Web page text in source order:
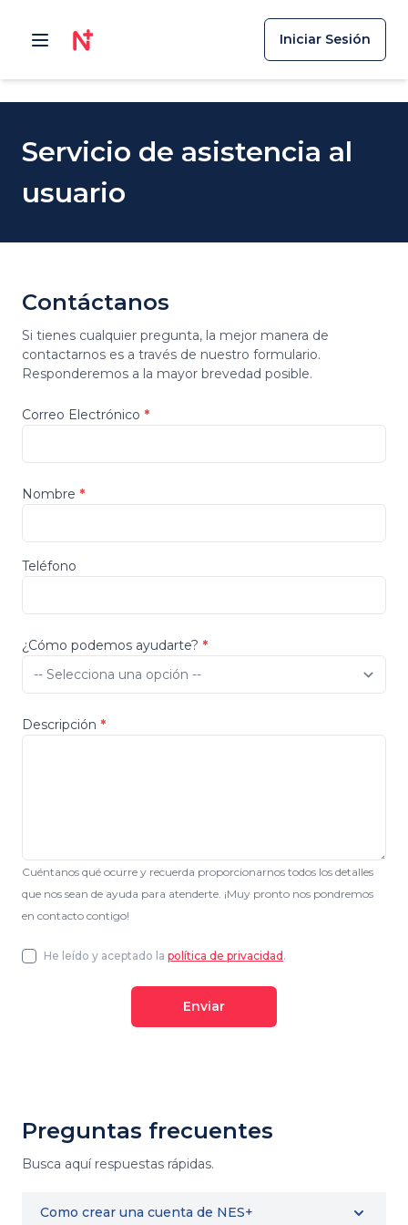
Iniciar Sesión
Servicio de asistencia al
usuario
Contáctanos
Si tienes cualquier pregunta, la mejor manera de
contactarnos es a través de nuestro formulario.
Responderemos a la mayor brevedad posible.
Correo Electrónico *
Nombre *
Teléfono
¿Cómo podemos ayudarte? *
Descripción *
Cuéntanos qué ocurre y recuerda proporcionarnos todos los detalles
que nos sean de ayuda para atenderte. ¡Muy pronto nos pondremos
en contacto contigo!
He leído y aceptado la política de privacidad .
Enviar
Preguntas frecuentes
Busca aquí respuestas rápidas.
Como crear una cuenta de NES+